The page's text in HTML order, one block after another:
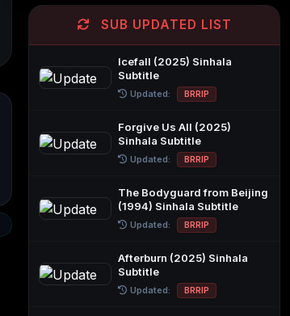
SUB UPDATED LIST
Icefall (2025) Sinhala
Subtitle
Updated: BRRIP
Forgive Us All (2025)
Sinhala Subtitle
Updated: BRRIP
The Bodyguard from Beijing
(1994) Sinhala Subtitle
Updated: BRRIP
Afterburn (2025) Sinhala
Subtitle
Updated: BRRIP